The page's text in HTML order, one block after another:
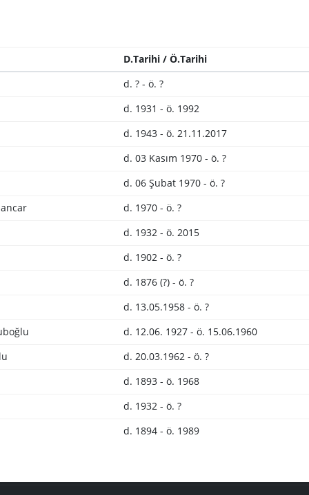
D.Tarihi / Ö.Tarihi
d. ? - ö. ?
d. 1931 - ö. 1992
d. 1943 - ö. 21.11.2017
d. 03 Kasım 1970 - ö. ?
d. 06 Şubat 1970 - ö. ?
d. 1970 - ö. ?
d. 1932 - ö. 2015
d. 1902 - ö. ?
d. 1876 (?) - ö. ?
d. 13.05.1958 - ö. ?
d. 12.06. 1927 - ö. 15.06.1960
d. 20.03.1962 - ö. ?
d. 1893 - ö. 1968
d. 1932 - ö. ?
d. 1894 - ö. 1989